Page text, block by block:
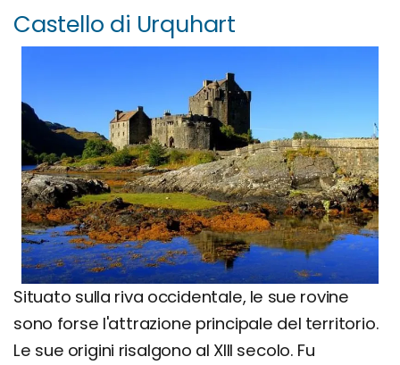
Castello di Urquhart
Situato sulla riva occidentale, le sue rovine
sono forse l'attrazione principale del territorio.
Le sue origini risalgono al XIII secolo. Fu